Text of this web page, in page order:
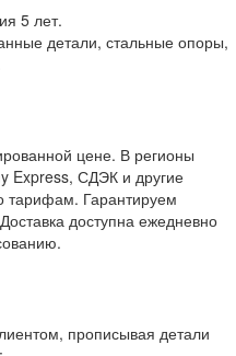
5 лет.
детали, стальные опоры,
цене. В регионы
Express, СДЭК и другие
тарифам. Гарантируем
доступна ежедневно
прописывая детали